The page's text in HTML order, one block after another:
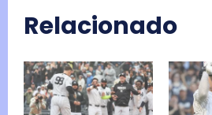
Relacionado